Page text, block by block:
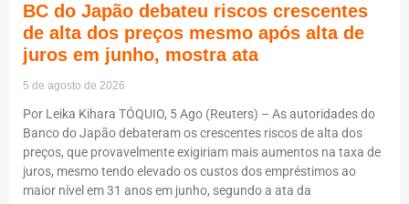
BC do Japão debateu riscos crescentes
de alta dos preços mesmo após alta de
juros em junho, mostra ata
5 de agosto de 2026
Por Leika Kihara TÓQUIO, 5 Ago (Reuters) – As autoridades do
Banco do Japão debateram os crescentes riscos de alta dos
preços, que provavelmente exigiriam mais aumentos na taxa de
juros, mesmo tendo elevado os custos dos empréstimos ao
maior nível em 31 anos em junho, segundo a ata da